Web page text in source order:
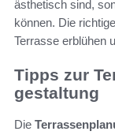
ästhetisch sind,
können. Die
Terrasse erblühen
Tipps zur
gestaltung
Die